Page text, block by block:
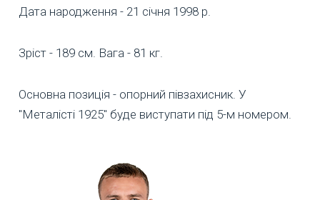
Дата народження - 21 січня 1998 р.
Зріст - 189 см. Вага - 81 кг.
Основна позиція - опорний півзахисник. У
"Металісті 1925" буде виступати під 5-м номером.